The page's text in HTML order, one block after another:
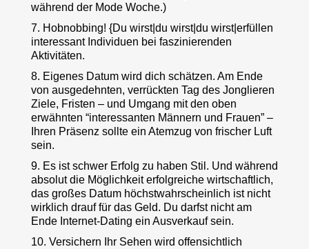
während der Mode Woche.)
7. Hobnobbing! {Du wirst|du wirst|du wirst|erfüllen
interessant Individuen bei faszinierenden
Aktivitäten.
8. Eigenes Datum wird dich schätzen. Am Ende
von ausgedehnten, verrückten Tag des Jonglieren
Ziele, Fristen – und Umgang mit den oben
erwähnten “interessanten Männern und Frauen” –
Ihren Präsenz sollte ein Atemzug von frischer Luft
sein.
9. Es ist schwer Erfolg zu haben Stil. Und während
absolut die Möglichkeit erfolgreiche wirtschaftlich,
das großes Datum höchstwahrscheinlich ist nicht
wirklich drauf für das Geld. Du darfst nicht am
Ende Internet-Dating ein Ausverkauf sein.
10. Versichern Ihr Sehen wird offensichtlich